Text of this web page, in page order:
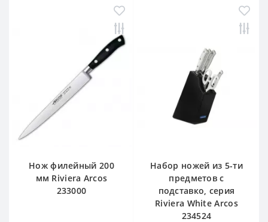
Нож филейный 200
мм Riviera Arcos
233000
Набор ножей из 5-ти
предметов с
подставко, серия
Riviera White Arcos
234524